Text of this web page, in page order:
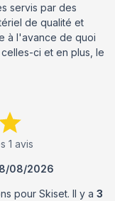
servis par des
de qualité et
à l'avance de quoi
ci et en plus, le
1 avis
08/2026
pour Skiset. Il y a 3